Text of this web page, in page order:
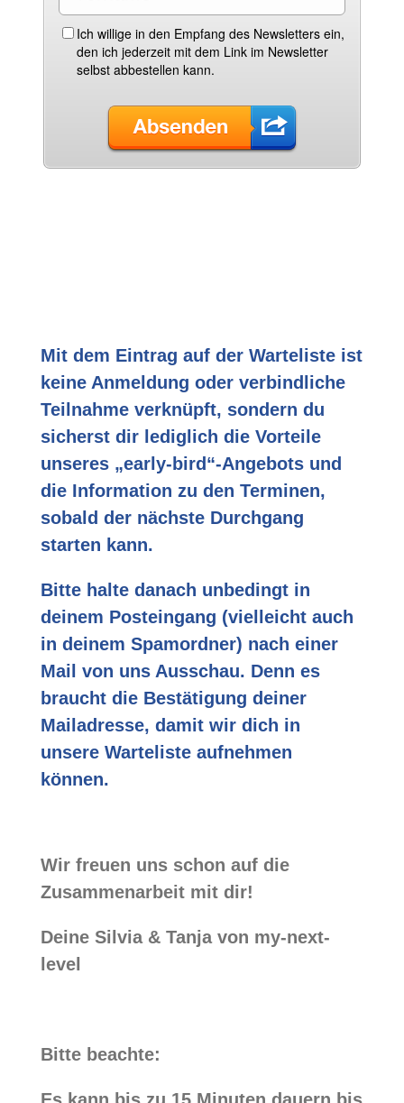
Mit dem Eintrag auf der Warteliste ist
keine Anmeldung oder verbindliche
Teilnahme verknüpft, sondern du
sicherst dir lediglich die Vorteile
unseres „early-bird“-Angebots und
die Information zu den Terminen,
sobald der nächste Durchgang
starten kann.
Bitte halte danach unbedingt in
deinem Posteingang (vielleicht auch
in deinem Spamordner) nach einer
Mail von uns Ausschau. Denn es
braucht die Bestätigung deiner
Mailadresse, damit wir dich in
unsere Warteliste aufnehmen
können.
Wir freuen uns schon auf die
Zusammenarbeit mit dir!
Deine Silvia & Tanja von my-next-
level
Bitte beachte: